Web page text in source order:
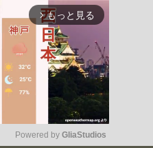
arrow_forward_ios もっと見る
Powered by GliaStudios